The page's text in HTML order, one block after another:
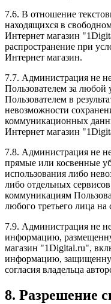
7.6. В отношение
находящихся в
Интернет магазин
распространение при
Интернет магазин.
7.7. Администрация не
Пользователем за
Пользователем в
невозможности
коммуникационных
Интернет магазин
7.8. Администрация не
прямые или косвенные
использования либо
либо отдельных
коммуникациям
любого третьего лица на
7.9. Администрация не
информацию,
магазин "1Digital.ru",
информацию,
согласия владельца
8. Разрешение